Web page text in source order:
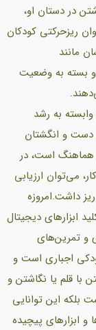
در دستان او،
ریزحرکتی کودکان
مانند
و بسته به وضعیت
به رشد
دست و انگشتان
هماهنگ است، در
می‌توان ارزیابی
داشت.امروزه
ابزارهای دیجیتال
و تمرین‌های
اجباری است و
با قلم یا نگاشتن و
بلکه این توانایی
و ابزارهای پیچیده